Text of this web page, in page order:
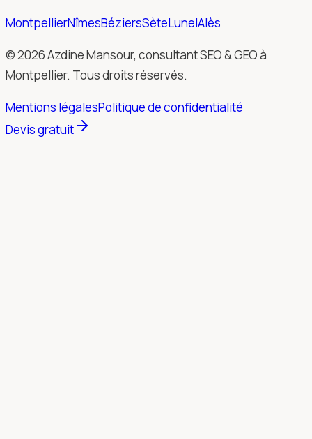
MontpellierNîmesBéziersSèteLunelAlès
© 2026 Azdine Mansour, consultant SEO & GEO à
Montpellier. Tous droits réservés.
Mentions légalesPolitique de confidentialité
Devis gratuit